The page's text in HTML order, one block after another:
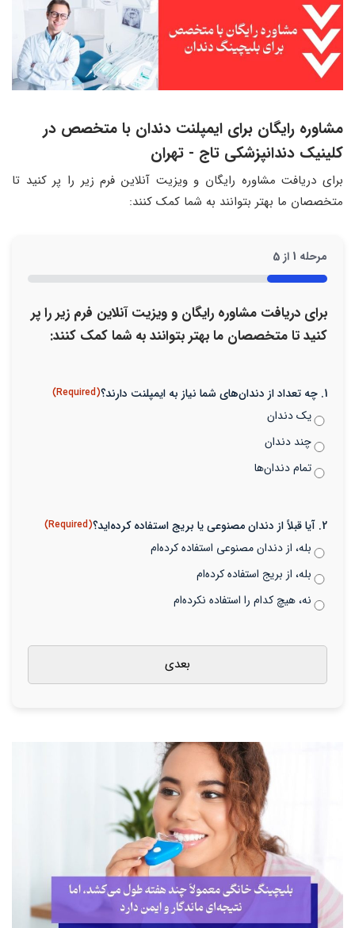
مشاوره رایگان برای ایمپلنت دندان با متخصص در
کلینیک دندانپزشکی تاج - تهران
برای دریافت مشاوره رایگان و ویزیت آنلاین فرم زیر را پر کنید تا
متخصصان ما بهتر بتوانند به شما کمک کنند:
مرحله 1 از 5
20%
برای دریافت مشاوره رایگان و ویزیت آنلاین فرم زیر را پر
کنید تا متخصصان ما بهتر بتوانند به شما کمک کنند:
1. چه تعداد از دندان‌های شما نیاز به ایمپلنت دارند؟ (Required)
یک دندان
چند دندان
تمام دندان‌ها
2. آیا قبلاً از دندان مصنوعی یا بریج استفاده کرده‌اید؟ (Required)
بله، از دندان مصنوعی استفاده کرده‌ام
بله، از بریج استفاده کرده‌ام
نه، هیچ کدام را استفاده نکرده‌ام